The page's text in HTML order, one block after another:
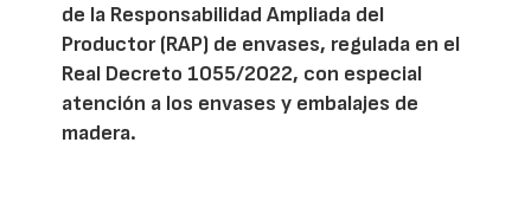
de la Responsabilidad Ampliada del
Productor (RAP) de envases, regulada en el
Real Decreto 1055/2022, con especial
atención a los envases y embalajes de
madera.